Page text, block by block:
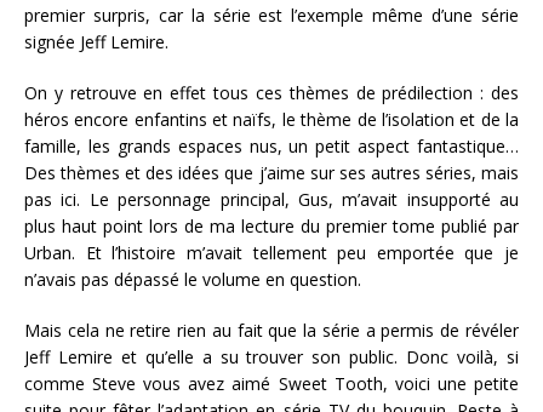
premier surpris, car la série est l’exemple même d’une série
signée Jeff Lemire.
On y retrouve en effet tous ces thèmes de prédilection : des
héros encore enfantins et naïfs, le thème de l’isolation et de la
famille, les grands espaces nus, un petit aspect fantastique…
Des thèmes et des idées que j’aime sur ses autres séries, mais
pas ici. Le personnage principal, Gus, m’avait insupporté au
plus haut point lors de ma lecture du premier tome publié par
Urban. Et l’histoire m’avait tellement peu emportée que je
n’avais pas dépassé le volume en question.
Mais cela ne retire rien au fait que la série a permis de révéler
Jeff Lemire et qu’elle a su trouver son public. Donc voilà, si
comme Steve vous avez aimé Sweet Tooth, voici une petite